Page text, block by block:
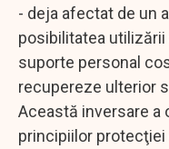
- deja afectat de un
posibilitatea
suporte personal
recupereze ulterior
Această inversare a
principiilor